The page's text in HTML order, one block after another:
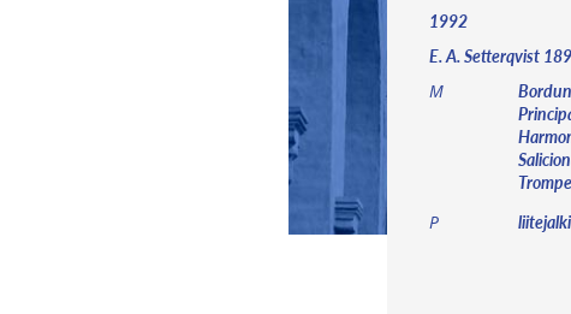
1992
E. A. Setterqvist
M
P